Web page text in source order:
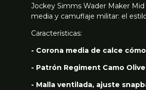
Jockey Simms Wader Maker
media y camuflaje militar: el
Características:
- Corona media de calce
- Patrón Regiment Camo
- Malla ventilada, ajuste